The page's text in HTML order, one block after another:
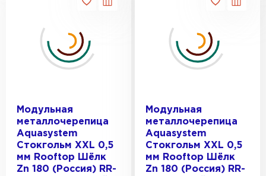
Модульная
металлочерепица
Aquasystem
Стокгольм XXL 0,5
мм Rooftop Шёлк
Zn 180 (Россия) RR-
Модульная
металлочерепица
Aquasystem
Стокгольм XXL 0,5
мм Rooftop Шёлк
Zn 180 (Россия) RR-